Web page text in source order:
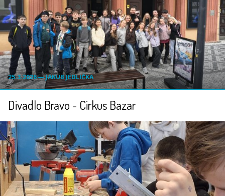
25.3.2026 ― JAKUB JEDLIČKA
Divadlo Bravo - Cirkus Bazar